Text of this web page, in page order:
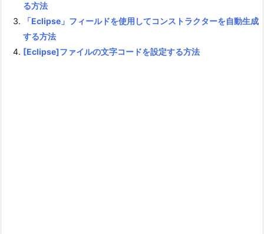
る方法
「Eclipse」フィールドを使用してコンストラクターを自動生成
する方法
[Eclipse]ファイルの文字コードを設定する方法